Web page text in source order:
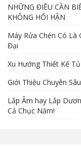
NHỮNG ĐIỀU CẦN
KHÔNG HỐI HẬN
Máy Rửa Chén Có Là
Đại
Xu Hướng Thiết Kế
Giới Thiệu Chuyên
Lắp Âm hay Lắp
Cả Chục Năm!